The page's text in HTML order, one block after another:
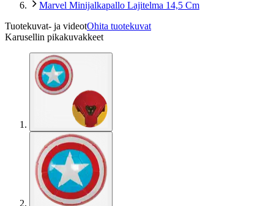
Marvel Minijalkapallo Lajitelma 14,5 Cm
Tuotekuvat- ja videotOhita tuotekuvat
Karusellin pikakuvakkeet